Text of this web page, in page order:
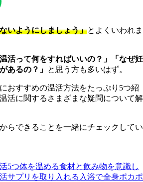
いようにしましょう」とよくいわれま
活って何をすればいいの？」「なぜ妊
あるの？」 と思う方も多いはず。
おすすめの温活方法をたっぷり5つ紹
活に関するさまざまな疑問について解
らできることを一緒にチェックしてい
5つ体を温める食材と飲み物を意識し
サプリを取り入れる 入浴で全身ポカポ